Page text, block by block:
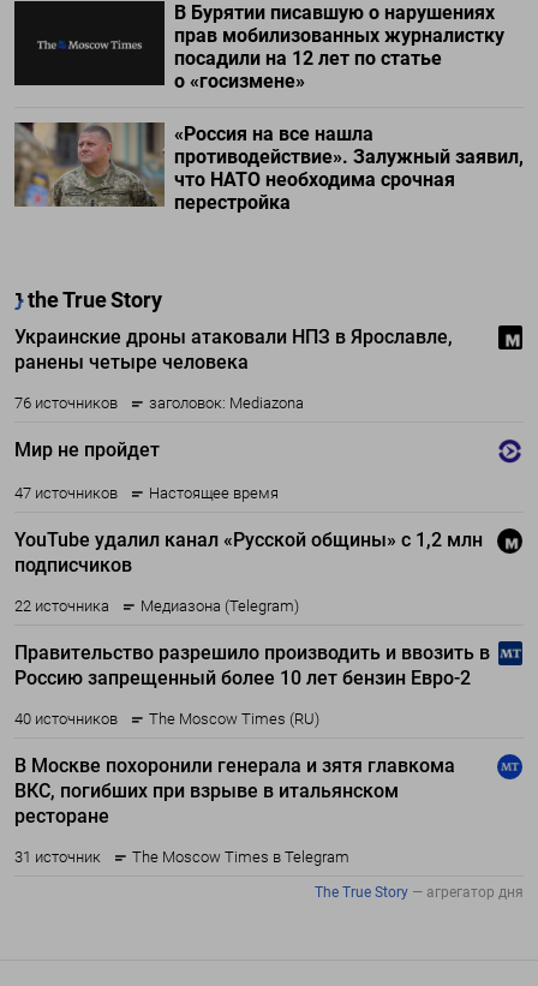
В Бурятии писавшую о нарушениях
прав мобилизованных журналистку
посадили на 12 лет по статье
о «госизмене»
«Россия на все нашла
противодействие». Залужный заявил,
что НАТО необходима срочная
перестройка